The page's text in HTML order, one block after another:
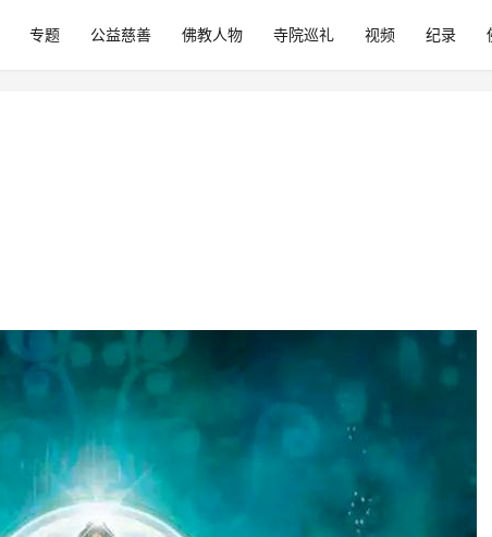
专题 公益慈善 佛教人物 寺院巡礼 视频 纪录